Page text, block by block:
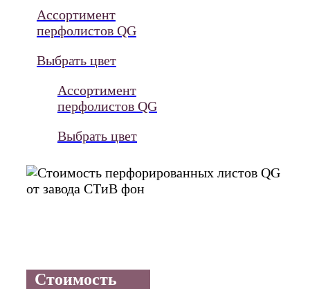
Ассортимент
перфолистов QG
Выбрать цвет
Ассортимент
перфолистов QG
Выбрать цвет
Стоимость